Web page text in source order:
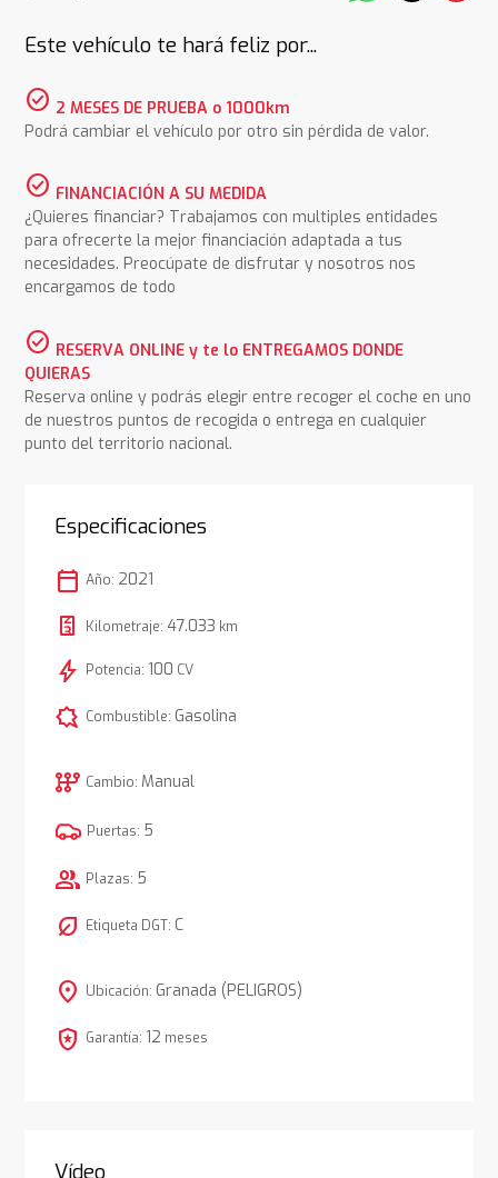
Este vehículo te hará feliz por...
check_circle 2 MESES DE PRUEBA o 1000km
Podrá cambiar el vehículo por otro sin pérdida de valor.
check_circle FINANCIACIÓN A SU MEDIDA
¿Quieres financiar? Trabajamos con multiples entidades
para ofrecerte la mejor financiación adaptada a tus
necesidades. Preocúpate de disfrutar y nosotros nos
encargamos de todo
check_circle RESERVA ONLINE y te lo ENTREGAMOS DONDE
QUIERAS
Reserva online y podrás elegir entre recoger el coche en uno
de nuestros puntos de recogida o entrega en cualquier
punto del territorio nacional.
Especificaciones
calendar_today Año: 2021
Kilometraje: 47.033 km
bolt Potencia: 100 CV
comic_bubble Combustible: Gasolina
auto_transmission Cambio: Manual
Puertas: 5
group Plazas: 5
nest_eco_leaf Etiqueta DGT: C
location_on Ubicación: Granada (PELIGROS)
local_police Garantía: 12 meses
Vídeo